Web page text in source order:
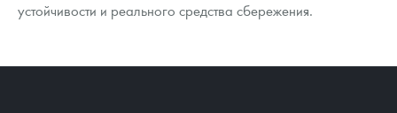
устойчивости и реального средства сбережения.